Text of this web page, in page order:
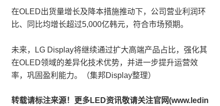
在OLED出货量增长及降本措施推动下，公司营业利润环
比、同比均增长超过5,000亿韩元，符合市场预期。
未来，LG Display将继续通过扩大高端产品占比，强化其
在OLED领域的差异化技术优势，并进一步提升运营效
率，巩固盈利能力。（集邦Display整理）
转载请标注来源！更多LED资讯敬请关注官网(www.ledin